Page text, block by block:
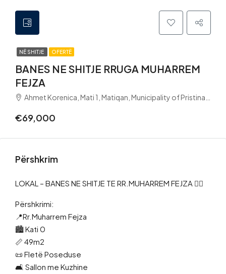
NË SHITJE OFERTË
BANES NE SHITJE RRUGA MUHARREM
FEJZA
Ahmet Korenica, Mati 1, Matiqan, Municipality of Pristina, District of Prishtina, 10060, Kosovo
€69,000
Përshkrim
LOKAL – BANES NE SHITJE TE RR.MUHARREM FEJZA 👌🏼
Përshkrimi:
📍Rr.Muharrem Fejza
🏙 Kati 0
📏 49m2
📜 Fletë Poseduse
🛋 Sallon me Kuzhine